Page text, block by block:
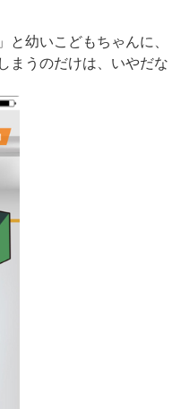
と幼いこどもちゃんに、
まうのだけは、いやだな